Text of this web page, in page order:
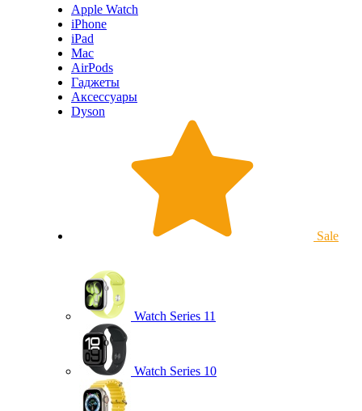
Apple Watch
iPhone
iPad
Mac
AirPods
Гаджеты
Аксессуары
Dyson
Sale
Watch Series 11
Watch Series 10